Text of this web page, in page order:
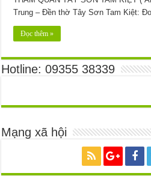
Trung – Đền thờ Tây Sơn Tam Kiệt:
Đọc thêm »
Hotline: 09355 38339
Mạng xã hội